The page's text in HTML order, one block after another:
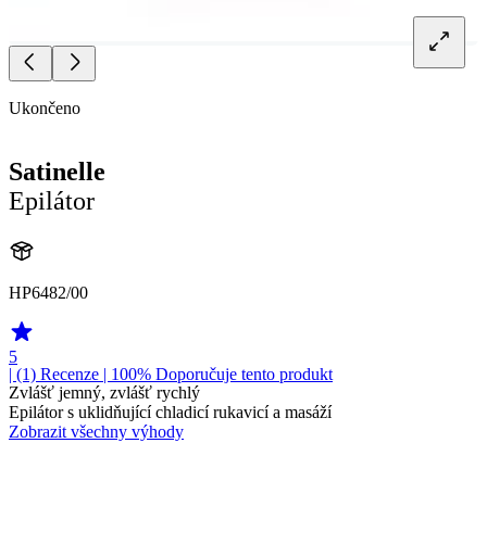
Ukončeno
Satinelle
Epilátor
HP6482/00
5
| (1) Recenze | 100% Doporučuje tento produkt
Zvlášť jemný, zvlášť rychlý
Epilátor s uklidňující chladicí rukavicí a masáží
Zobrazit všechny výhody